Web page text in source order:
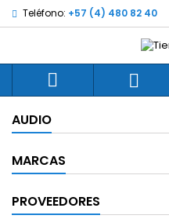
Teléfono: +57 (4) 480 82 40
 
AUDIO
MARCAS
PROVEEDORES